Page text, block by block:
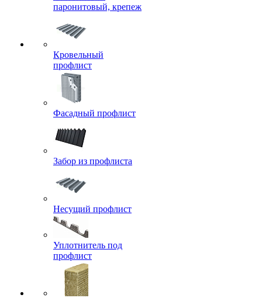
паронитовый, крепеж
Кровельный
профлист
Фасадный профлист
Забор из профлиста
Несущий профлист
Уплотнитель под
профлист